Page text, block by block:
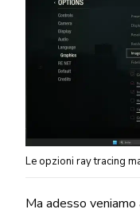
Le opzioni ray tracing
Ma adesso